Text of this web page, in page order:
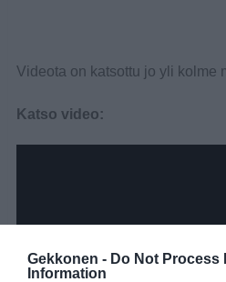
Gekkonen - Do Not Process
Information
Videota on katsottu jo yli kolme
Katso video: